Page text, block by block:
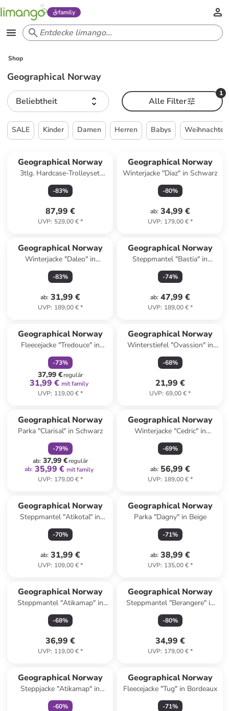
family
Shop
Geographical Norway
Beliebtheit
1
Alle Filter
SALE Kinder Damen Herren Babys Weihnachten
Geographical Norway
3tlg. Hardcase-Trolleyset
"Sillo" in Schwarz
-83%
87,99 €
UVP: 529,00 €*
Geographical Norway
Winterjacke "Diaz" in Schwarz
-80%
ab: 34,99 €
UVP: 179,00 €*
Geographical Norway
Winterjacke "Daleo" in
Bordeaux
-83%
ab: 31,99 €
UVP: 189,00 €*
Geographical Norway
Steppmantel "Bastia" in
Schwarz
-74%
ab: 47,99 €
UVP: 189,00 €*
Geographical Norway
Fleecejacke "Tredouce" in
Creme
-73%
37,99 €regulär
31,99 € mit family
UVP: 119,00 €*
Geographical Norway
Winterstiefel "Ovassion" in
Hellbraun
-68%
21,99 €
UVP: 69,00 €*
Geographical Norway
Parka "Clarisal" in Schwarz
-79%
ab: 37,99 €regulär
ab: 35,99 € mit family
UVP: 179,00 €*
Geographical Norway
Winterjacke "Cedric" in
Dunkelblau
-69%
ab: 56,99 €
UVP: 189,00 €*
Geographical Norway
Steppmantel "Atikotal" in
Dunkelblau
-70%
ab: 31,99 €
UVP: 109,00 €*
Geographical Norway
Parka "Dagny" in Beige
-71%
ab: 38,99 €
UVP: 135,00 €*
Geographical Norway
Steppmantel "Atikamap" in
Creme
-68%
36,99 €
UVP: 119,00 €*
Geographical Norway
Steppmantel "Berangere" in
Schwarz
-80%
34,99 €
UVP: 179,00 €*
Geographical Norway
Steppjacke "Atikamap" in
Dunkelbraun
-60%
Geographical Norway
Fleecejacke "Tug" in Bordeaux
-71%